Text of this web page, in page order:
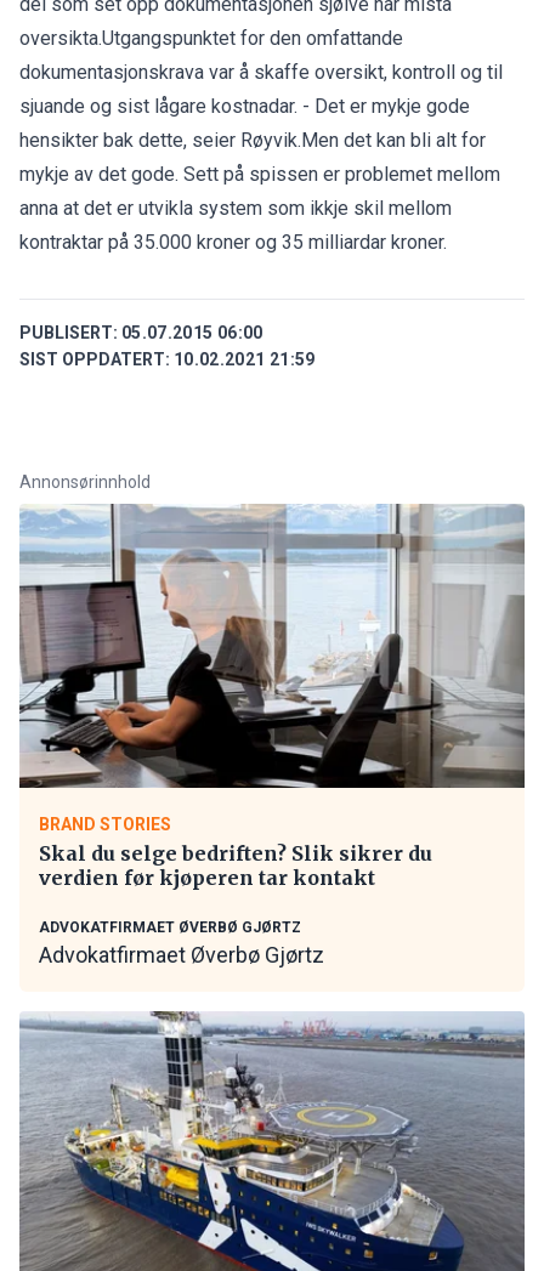
oversikta.Utgangspunktet for den omfattande
dokumentasjonskrava var å skaffe oversikt, kontroll og til
sjuande og sist lågare kostnadar. - Det er mykje gode
hensikter bak dette, seier Røyvik.Men det kan bli alt for
mykje av det gode. Sett på spissen er problemet mellom
anna at det er utvikla system som ikkje skil mellom
kontraktar på 35.000 kroner og 35 milliardar kroner.
PUBLISERT: 05.07.2015 06:00
SIST OPPDATERT: 10.02.2021 21:59
Annonsørinnhold
BRAND STORIES
Skal du selge bedriften? Slik sikrer du
verdien før kjøperen tar kontakt
ADVOKATFIRMAET ØVERBØ GJØRTZ
Advokatfirmaet Øverbø Gjørtz